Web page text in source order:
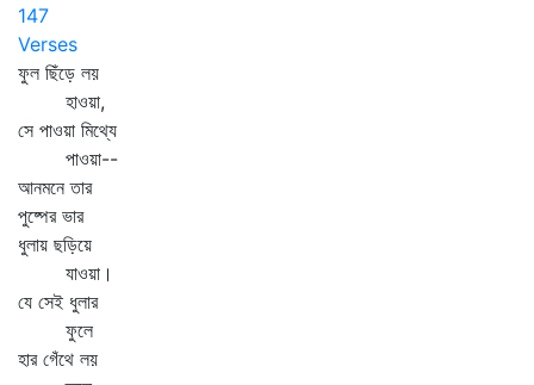
147
Verses
ফুল ছিঁড়ে লয়
হাওয়া,
সে পাওয়া মিথ্যে
পাওয়া--
আনমনে তার
পুষ্পের ভার
ধুলায় ছড়িয়ে
যাওয়া।
যে সেই ধুলার
ফুলে
হার গেঁথে লয়